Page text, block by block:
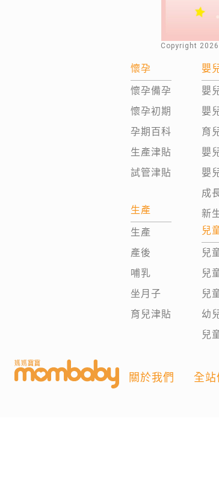
Copyright 2026
懷孕
懷孕備孕
懷孕初期
孕期百科
生產津貼
試管津貼
生產
生產
產後
哺乳
坐月子
育兒津貼
嬰
嬰
嬰
育
嬰
嬰
成
新
兒
兒
兒
兒
幼
兒
關於我們 全站